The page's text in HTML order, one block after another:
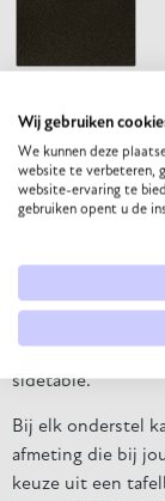
bartafel. Bij They
daarom is het
bieden waar je
gecombineerd
sidetable.
Bij elk onderstel
afmeting die bij
keuze uit een
Wij gebruiken
We kunnen deze
website te verbeteren,
website-ervaring te
gebruiken opent u de